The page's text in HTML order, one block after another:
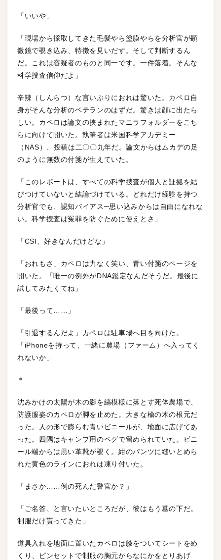
「いいや」
「現場から採取してきた毛髪やら塗膜やらを分析官が顕
微鏡で覗き込み、特徴を見いだす。そして判断するん
だ。これは容疑者のものと同一です。一件落着。そんな
科学捜査信仰だよ」
辛辣（しんらつ）な言いぶりにおれは驚いた。カペロ自
身がそんな分析のベテランのはずだ。驚きは顔に出たら
しい。カペロは論文の挟まれたマニラフォルダーをこち
らに向けて開いた。執筆者は米国科学アカデミー
（NAS）、投稿は二〇〇九年だ。論文からはムカデの足
のように無数の付箋が生えていた。
「このレポートは、すべての科学捜査が個人と証拠を結
びつけていないと結論づけている。どれだけ経験を持つ
分析官でも、認知バイアス─思い込みからは自由になれな
い。科学捜査は冤罪を防ぐために使えとさ」
「CSI、好きなんだけどな」
「おれもさ」カペロは力なく笑い、青い付箋のページを
開いた。「唯一の例外がDNA鑑定なんだそうだ。最後に
試してみたくてね」
「最後って……」
「引退するんだよ」カペロは駐車場へ目を向けた。
「iPhoneを持って、一緒に農場（ファーム）へ入ってく
れないか」
＊
沈みかけの太陽が木の影を縞模様に落とす死体農場で、
防護服姿のカペロが脚を止めた。大きな楡の木の根元だ
った。人の形で膨らむ青いビニールが、地面に広げてあ
った。四隅はキャンプ用のペグで留められていた。ビニ
ール端からは黒い革靴が覗く。紺のパンツに縫いとめら
れた黄色のラインにおれは凍り付いた。
「まさか……例の死んだ警官か？」
「ご名答、と言いたいところだが、彼はもう墓の下だ。
制服だけ貰ってきた」
道具入れを地面に置いたカペロは膝をついてシートをめ
くり、ピンセットで制服の胸元からなにかをとりあげ